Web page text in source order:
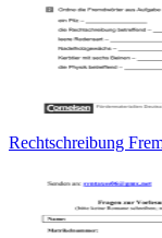
Rechtschreibung